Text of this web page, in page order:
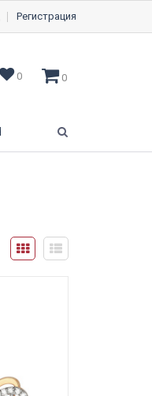
Регистрация
0 0